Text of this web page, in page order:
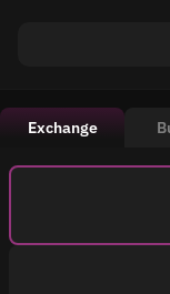
Exchange